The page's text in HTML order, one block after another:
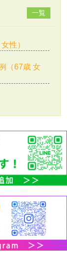
一覧
性）
（67歳 女